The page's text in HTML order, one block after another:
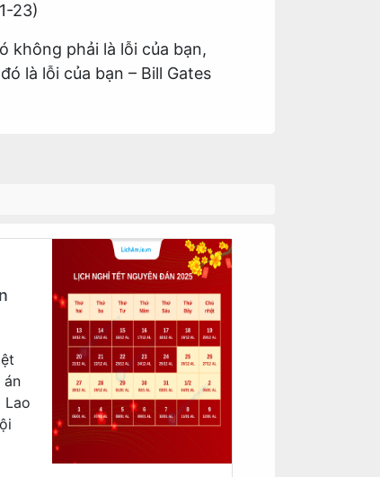
23)
không phải là lỗi của bạn,
là lỗi của bạn – Bill Gates
án
Lao